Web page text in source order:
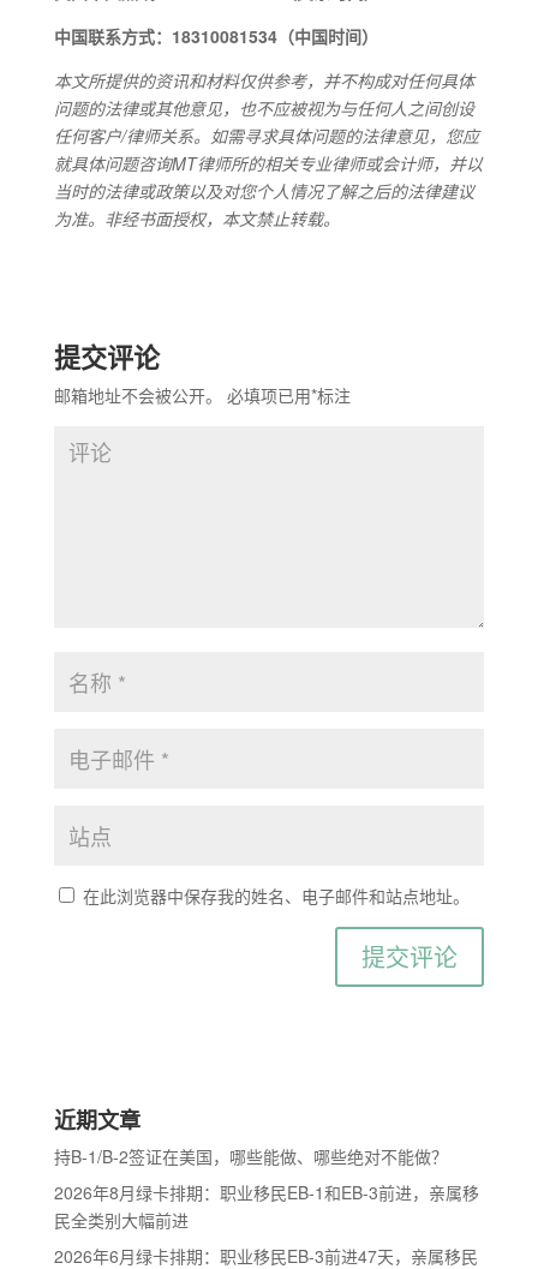
中国联系方式：18310081534（中国时间）
本文所提供的资讯和材料仅供参考，并不构成对任何具体
问题的法律或其他意见，也不应被视为与任何人之间创设
任何客户/律师关系。如需寻求具体问题的法律意见，您应
就具体问题咨询MT律师所的相关专业律师或会计师，并以
当时的法律或政策以及对您个人情况了解之后的法律建议
为准。非经书面授权，本文禁止转载。
提交评论
邮箱地址不会被公开。 必填项已用*标注
在此浏览器中保存我的姓名、电子邮件和站点地址。
近期文章
持B-1/B-2签证在美国，哪些能做、哪些绝对不能做？
2026年8月绿卡排期：职业移民EB-1和EB-3前进，亲属移
民全类别大幅前进
2026年6月绿卡排期：职业移民EB-3前进47天，亲属移民